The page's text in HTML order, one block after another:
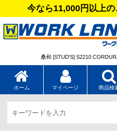
今なら11,000円以上
桑和 [STUD'S] S2210
ホーム マイページ 商品検